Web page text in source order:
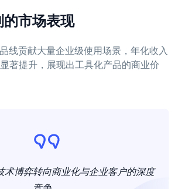
市场表现
线贡献大量企业级使用场景，年化收入
著提升，展现出工具化产品的商业价
术博弈转向商业化与企业客户的深度